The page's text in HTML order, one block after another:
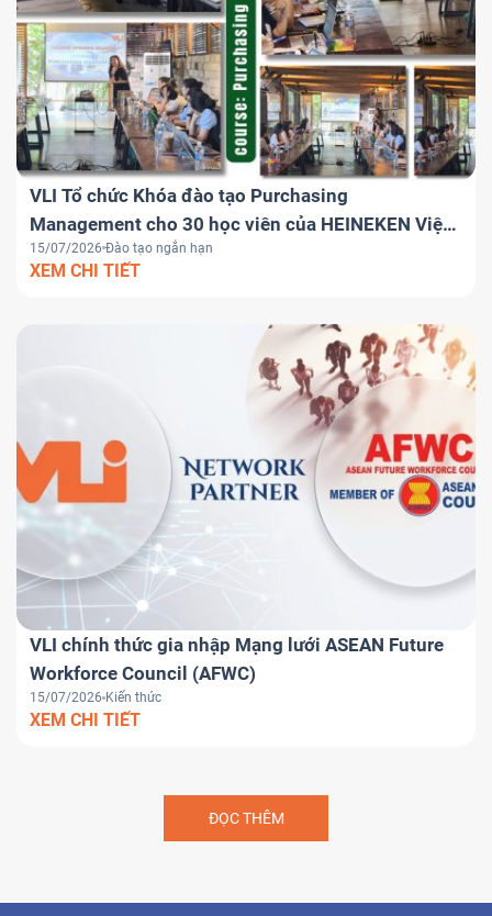
VLI Tổ chức Khóa đào tạo Purchasing
Management cho 30 học viên của HEINEKEN Việt
Nam
15/07/2026 Đào tạo ngắn hạn
XEM CHI TIẾT
VLI chính thức gia nhập Mạng lưới ASEAN Future
Workforce Council (AFWC)
15/07/2026 Kiến thức
XEM CHI TIẾT
ĐỌC THÊM